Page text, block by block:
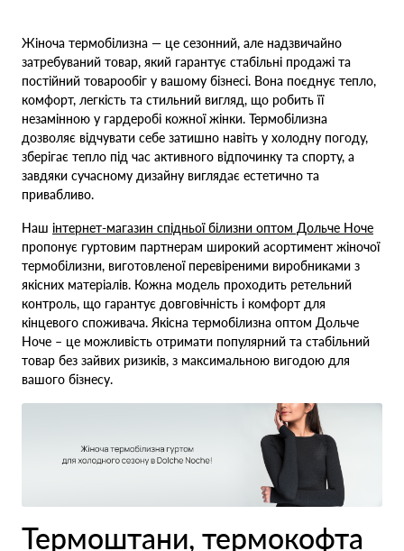
Жіноча термобілизна — це сезонний, але надзвичайно
затребуваний товар, який гарантує стабільні продажі та
постійний товарообіг у вашому бізнесі. Вона поєднує тепло,
комфорт, легкість та стильний вигляд, що робить її
незамінною у гардеробі кожної жінки. Термобілизна
дозволяє відчувати себе затишно навіть у холодну погоду,
зберігає тепло під час активного відпочинку та спорту, а
завдяки сучасному дизайну виглядає естетично та
привабливо.
Наш інтернет-магазин спідньої білизни оптом Дольче Ноче
пропонує гуртовим партнерам широкий асортимент жіночої
термобілизни, виготовленої перевіреними виробниками з
якісних матеріалів. Кожна модель проходить ретельний
контроль, що гарантує довговічність і комфорт для
кінцевого споживача. Якісна термобілизна оптом Дольче
Ноче – це можливість отримати популярний та стабільний
товар без зайвих ризиків, з максимальною вигодою для
вашого бізнесу.
Термоштани, термокофта